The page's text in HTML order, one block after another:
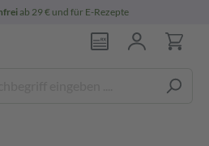
ab 29 € und für E-Rezepte